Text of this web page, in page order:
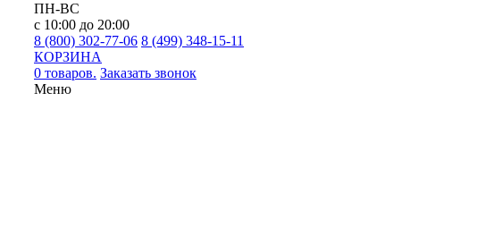
ПН-ВС
с 10:00 до 20:00
8 (800) 302-77-06 8 (499) 348-15-11
КОРЗИНА
0 товаров. Заказать звонок
Меню